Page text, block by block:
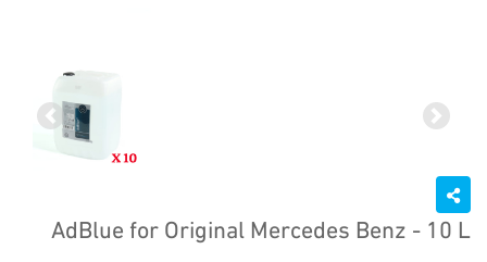
Next
AdBlue for Original Mercedes Benz - 10 L